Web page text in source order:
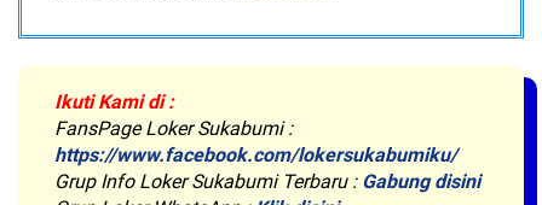
Ikuti Kami di :
FansPage Loker Sukabumi :
https://www.facebook.com/lokersukabumiku/
Grup Info Loker Sukabumi Terbaru : Gabung disini